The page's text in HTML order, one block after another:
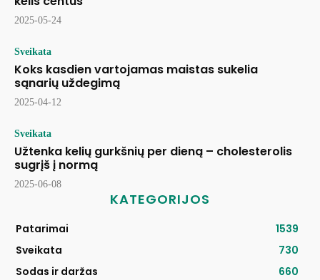
2025-05-24
Sveikata
Koks kasdien vartojamas maistas sukelia
sąnarių uždegimą
2025-04-12
Sveikata
Užtenka kelių gurkšnių per dieną – cholesterolis
sugrįš į normą
2025-06-08
KATEGORIJOS
Patarimai
1539
Sveikata
730
Sodas ir daržas
660